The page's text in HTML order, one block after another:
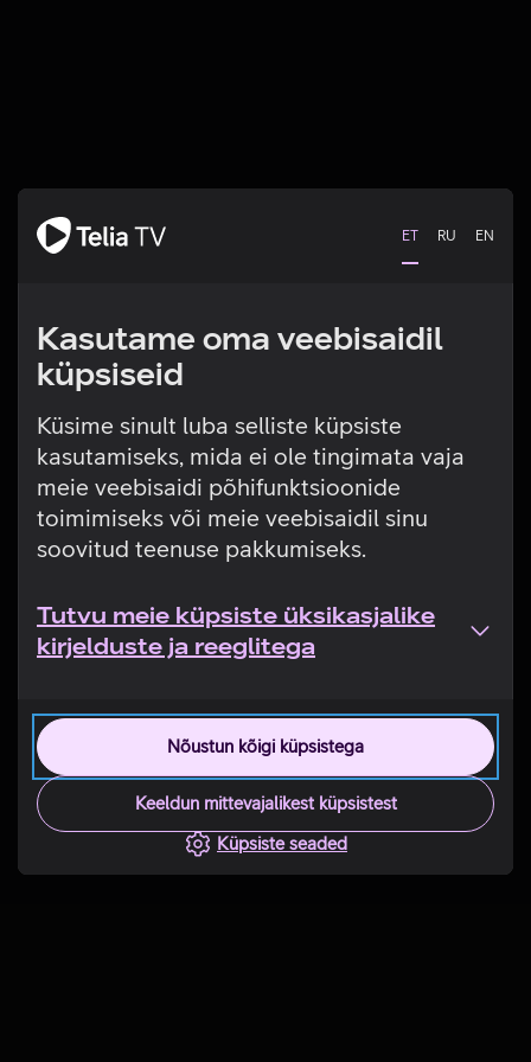
ET RU EN
Kasutame oma veebisaidil
küpsiseid
Küsime sinult luba selliste küpsiste
kasutamiseks, mida ei ole tingimata vaja
meie veebisaidi põhifunktsioonide
toimimiseks või meie veebisaidil sinu
soovitud teenuse pakkumiseks.
Tutvu meie küpsiste üksikasjalike
kirjelduste ja reeglitega
Nõustun kõigi küpsistega
Keeldun mittevajalikest küpsistest
Küpsiste seaded
Tehniline viga